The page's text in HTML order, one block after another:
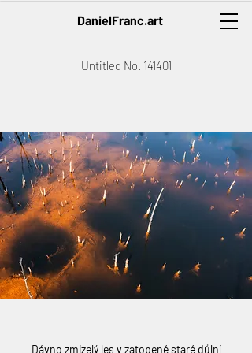
DanielFranc.art
Untitled No. 141401
Dávno zmizelý les v zatopené staré důlní